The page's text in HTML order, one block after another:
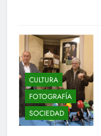
CULTURA
FOTOGRAFÍA
SOCIEDAD